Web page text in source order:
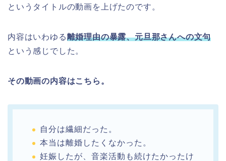
というタイトルの動画を上げたのです。
内容はいわゆる離婚理由の暴露、元旦那さんへの文句
という感じでした。
その動画の内容はこちら。
自分は繊細だった。
本当は離婚したくなかった。
妊娠したが、音楽活動も続けたかったけ